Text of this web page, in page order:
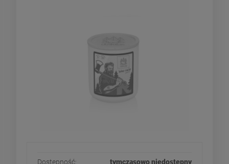
Dostępność: tymczasowo niedostępny